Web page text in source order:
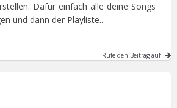
Dafür einfach alle deine Songs
und dann der Playliste...
Rufe den Beitrag auf